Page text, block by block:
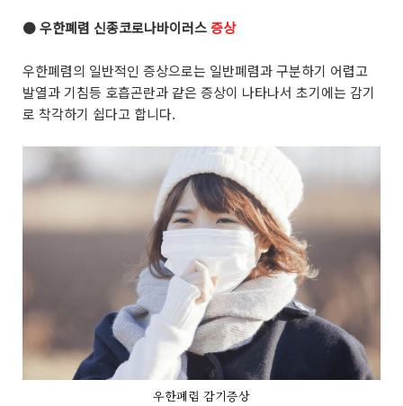
●우한폐렴 신종코로나바이러스증상
우한폐렴의 일반적인 증상으로는 일반폐렴과 구분하기 어렵고
발열과 기침등 호흡곤란과 같은 증상이 나타나서 초기에는 감기
로 착각하기 쉽다고 합니다.
우한폐렴 감기증상